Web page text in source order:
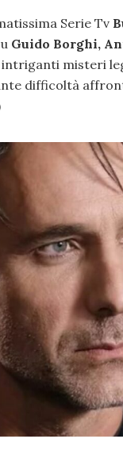
Serie Tv
Guido Borghi,
misteri
difficoltà